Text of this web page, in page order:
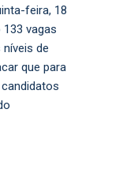
feira, 18
vagas
de
que para